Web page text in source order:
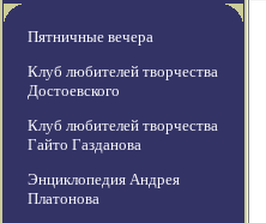
Пятничные вечера
Клуб любителей творчества
Достоевского
Клуб любителей творчества
Гайто Газданова
Энциклопедия Андрея
Платонова